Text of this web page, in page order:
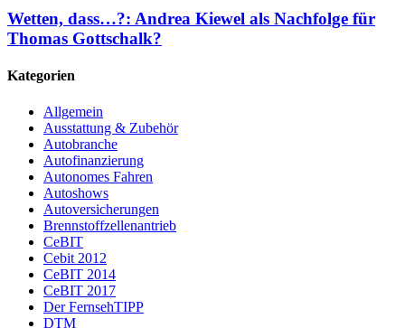
Wetten, dass…?: Andrea Kiewel als Nachfolge für
Thomas Gottschalk?
Kategorien
Allgemein
Ausstattung & Zubehör
Autobranche
Autofinanzierung
Autonomes Fahren
Autoshows
Autoversicherungen
Brennstoffzellenantrieb
CeBIT
Cebit 2012
CeBIT 2014
CeBIT 2017
Der FernsehTIPP
DTM